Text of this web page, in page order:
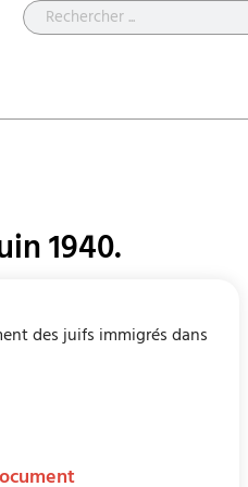
1940.
des juifs immigrés dans